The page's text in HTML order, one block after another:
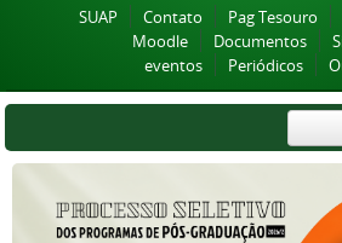
SUAP Contato Pag Tesouro
Moodle
Documentos
eventos
Periódicos